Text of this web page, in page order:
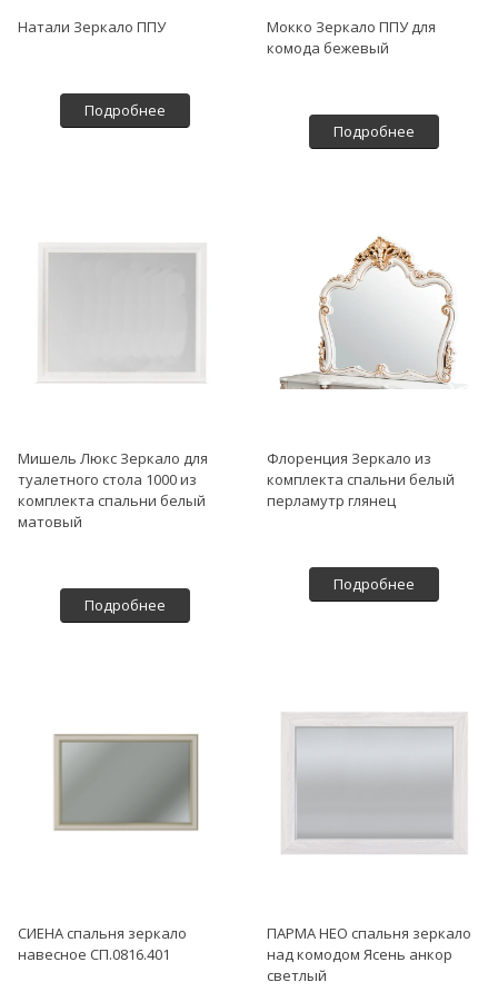
Натали Зеркало ППУ
Подробнее
Мокко Зеркало ППУ для
комода бежевый
Подробнее
Мишель Люкс Зеркало для
туалетного стола 1000 из
комплекта спальни белый
матовый
Подробнее
Флоренция Зеркало из
комплекта спальни белый
перламутр глянец
Подробнее
СИЕНА спальня зеркало
навесное СП.0816.401
ПАРМА НЕО спальня зеркало
над комодом Ясень анкор
светлый